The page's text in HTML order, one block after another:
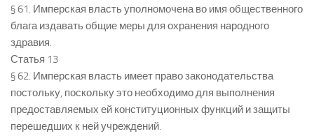
§ 61. Имперская власть уполномочена во имя общественного
блага издавать общие меры для охранения народного
здравия.
Статья 13
§ 62. Имперская власть имеет право законодательства
постольку, поскольку это необходимо для выполнения
предоставляемых ей конституционных функций и защиты
перешедших к ней учреждений.